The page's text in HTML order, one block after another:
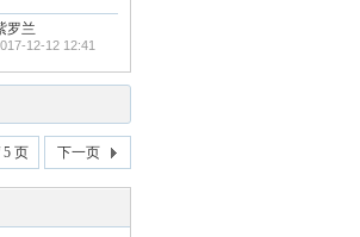
罗兰
12-12 12:41
5 页 下一页